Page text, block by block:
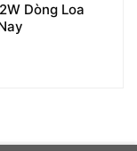
Dòng Loa